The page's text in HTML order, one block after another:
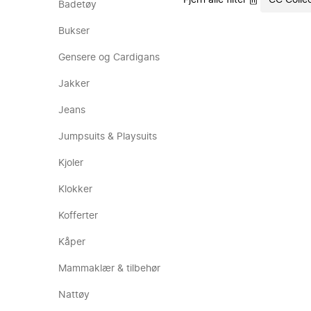
Badetøy
Bukser
Gensere og Cardigans
Jakker
Jeans
Jumpsuits & Playsuits
Kjoler
Klokker
Kofferter
Kåper
Mammaklær & tilbehør
Nattøy